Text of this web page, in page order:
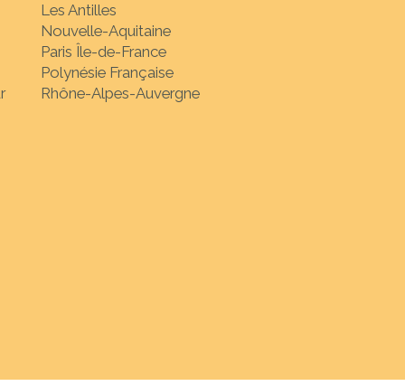
Les Antilles
Nouvelle-Aquitaine
Paris Île-de-France
Polynésie Française
Rhône-Alpes-Auvergne